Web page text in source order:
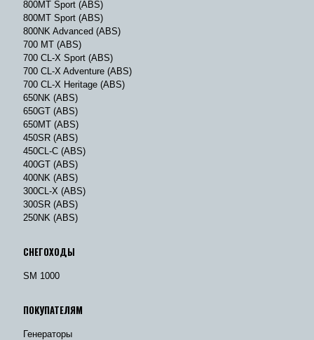
800MT Sport (ABS)
800MT Sport (ABS)
800NK Advanced (ABS)
700 MT (ABS)
700 CL-X Sport (ABS)
700 CL-X Adventure (ABS)
700 CL-X Heritage (ABS)
650NK (ABS)
650GT (ABS)
650MT (ABS)
450SR (ABS)
450CL-C (ABS)
400GT (ABS)
400NK (ABS)
300CL-X (ABS)
300SR (ABS)
250NK (ABS)
СНЕГОХОДЫ
SM 1000
ПОКУПАТЕЛЯМ
Генераторы